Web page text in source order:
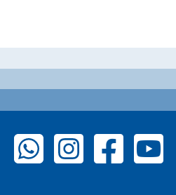
zu WhatsAppzu Instagramzu Facebook
zu